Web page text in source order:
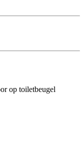
op toiletbeugel